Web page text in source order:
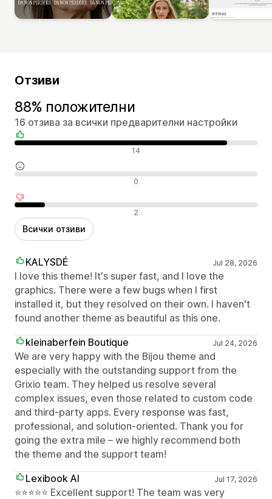
Отзиви
88% положителни
16 отзива за всички предварителни настройки
Положителни отзиви 14
Неутрални отзиви 0
Отрицателни отзиви 2
Всички отзиви
KALYSDÉ Jul 28, 2026
I love this theme! It's super fast, and I love the
graphics. There were a few bugs when I first
installed it, but they resolved on their own. I haven't
found another theme as beautiful as this one.
kleinaberfein Boutique
Jul 24, 2026
We are very happy with the Bijou theme and
especially with the outstanding support from the
Grixio team. They helped us resolve several
complex issues, even those related to custom code
and third-party apps. Every response was fast,
professional, and solution-oriented. Thank you for
going the extra mile – we highly recommend both
the theme and the support team!
Lexibook AI
Jul 17, 2026
⭐⭐⭐⭐⭐ Excellent support! The team was very